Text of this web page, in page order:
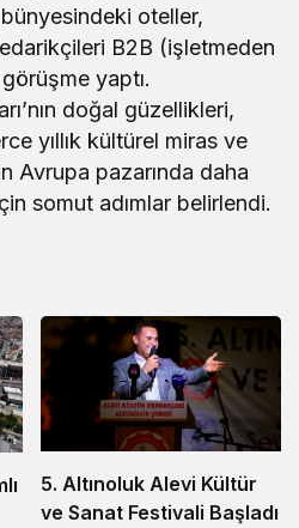
oteller,
B2B (işletmeden
yaptı.
doğal güzellikleri,
yıllık kültürel miras ve
Avrupa pazarında daha
somut adımlar belirlendi.
5. Altınoluk Alevi Kültür
ve Sanat Festivali Başladı